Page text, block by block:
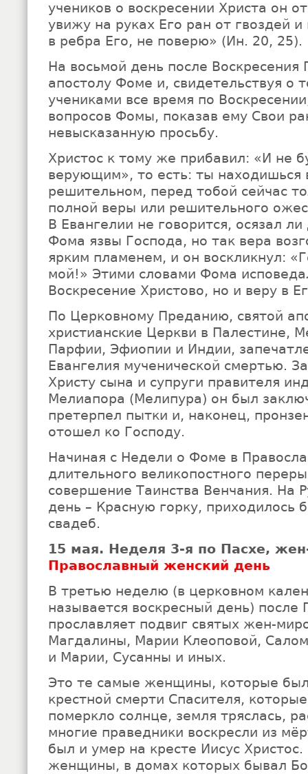
учеников о воскресении Христа он
увижу на руках Его ран от гвоздей
в ребра Его, не поверю» (Ин. 20, 25).
На восьмой день после Воскресения
апостолу Фоме и, свидетельствуя о
учениками все время по
вопросов Фомы, показав ему Свои
невысказанную просьбу.
Христос к тому же прибавил: «И не
верующим», то есть: ты находишься
решительном, перед тобой сейчас
полной веры или решительного
В Евангелии не говорится, осязал
Фома язвы Господа, но так вера
ярким пламенем, и он воскликнул:
мой!» Этими словами Фома
Воскресение Христово, но и веру в
По Церковному Преданию, святой
христианские Церкви в Палестине,
Парфии, Эфиопии и Индии,
Евангелия мученической смертью.
Христу сына и супруги правителя
Мелиапора (Мелипура) он был
претерпел пытки и, наконец,
отошел ко Господу.
Начиная с Недели о Фоме в
длительного великопостного
совершение Таинства Венчания. На
день – Красную горку, приходилось
свадеб.
15 мая. Неделя 3-я по Пасхе,
Православный женский день
В третью неделю (в церковном
называется воскресный день)
прославляет подвиг святых жен-
Магдалины, Марии Клеоповой,
и Марии, Сусанны и иных.
Это те самые женщины, которые
крестной смерти Спасителя,
померкло солнце, земля тряслась,
многие праведники воскресли из
был и умер на кресте Иисус
женщины, в домах которых бывал